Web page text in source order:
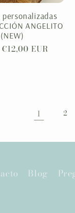
ANGELITO
EUR
1 2
Blog